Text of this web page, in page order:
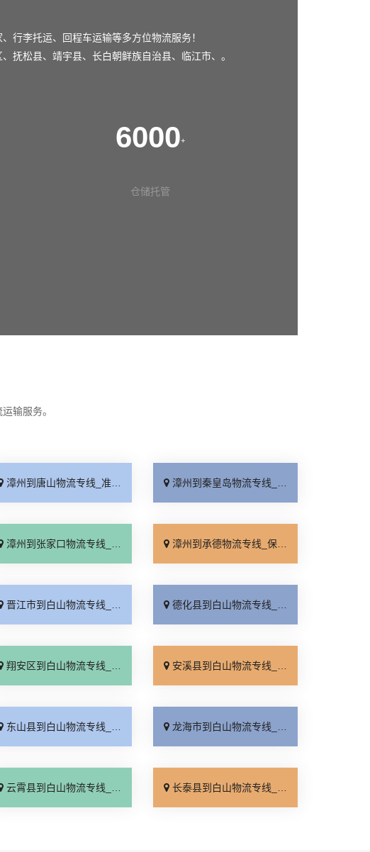
行李托运、回程车运输等多方位物流服务！
、 抚松县、 靖宇县、 长白朝鲜族自治县、 临江市、。
6000+
仓储托管
输服务。
漳州到唐山物流专线_准时准点「一站式托运」 漳州到秦皇岛物流专线_直达到站「要多少钱」
漳州到张家口物流专线_运价查询「门到门配送」 漳州到承德物流专线_保证时效「专业靠谱」
晋江市到白山物流专线_专线快运「准时准点」 德化县到白山物流专线_专业靠谱「多久能到」
翔安区到白山物流专线_诚信为先「一站直达」 安溪县到白山物流专线_快速响应「直达到站」
东山县到白山物流专线_运费多少「直发全境」 龙海市到白山物流专线_全程定位「直达不中转」
云霄县到白山物流专线_来电咨询「专业靠谱」 长泰县到白山物流专线_送货到门「专线直达」